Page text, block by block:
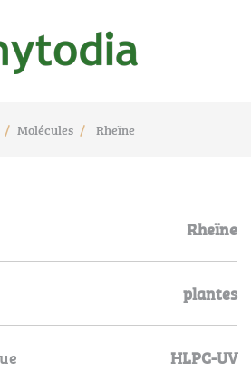
Molécules Rheïne
Rheïne
plantes
HLPC-UV